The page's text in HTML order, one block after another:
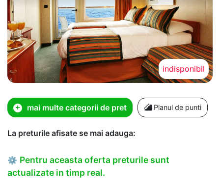
indisponibil
mai multe categorii de pret Planul de punti
La preturile afisate se mai adauga:
⚙ Pentru aceasta oferta preturile sunt
actualizate in timp real.